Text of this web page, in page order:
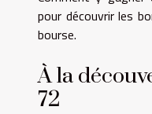
pour découvrir les
bourse.
À la
72